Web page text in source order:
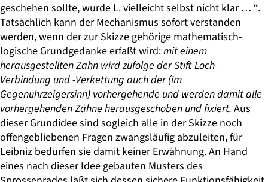
geschehen sollte, wurde L. vielleicht selbst nicht klar … “.
Tatsächlich kann der Mechanismus sofort verstanden
werden, wenn der zur Skizze gehörige mathematisch-
logische Grundgedanke erfaßt wird:mit einem
herausgestellten Zahn wird zufolge der Stift-Loch-
Verbindung und -Verkettung auch der (im
Gegenuhrzeigersinn) vorhergehende und werden damit alle
vorhergehenden Zähne herausgeschoben und fixiert. Aus
dieser Grundidee sind sogleich alle in der Skizze noch
offengebliebenen Fragen zwangsläufig abzuleiten, für
Leibniz bedürfen sie damit keiner Erwähnung. An Hand
eines nach dieser Idee gebauten Musters des